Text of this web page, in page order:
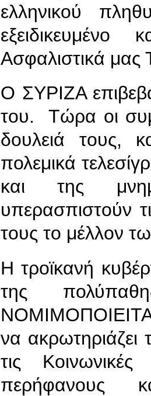
ελληνικού
Ασφαλιστικά μας
Ο ΣΥΡΙΖΑ
του. Τώρα οι
δουλειά τους,
πολεμικά
και της
υπερασπιστούν
τους το μέλλον
Η τροϊκανή
της
ΝΟΜΙΜΟΠΟΙΕΙΤΑΙ
να ακρωτηριάζει
τις
περήφανους